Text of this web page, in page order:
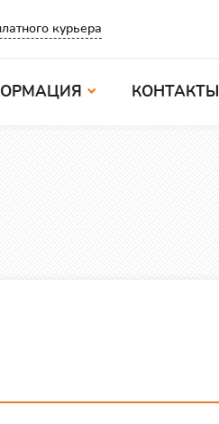
курьера
КОНТАКТЫ